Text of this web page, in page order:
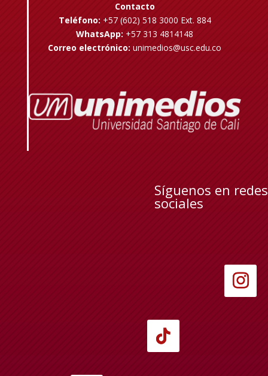
Contacto
Teléfono: +57 (602) 518 3000 Ext. 884
WhatsApp: +57 313 4814148
Correo electrónico: unimedios@usc.edu.co
Síguenos en redes
sociales